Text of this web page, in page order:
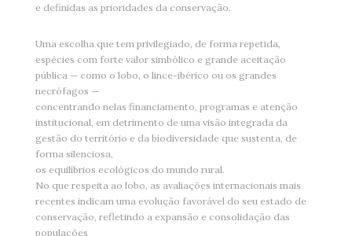
e definidas as prioridades da conservação.
Uma escolha que tem privilegiado, de forma repetida,
espécies com forte valor simbólico e grande aceitação
pública — como o lobo, o lince-ibérico ou os grandes
necrófagos —
concentrando nelas financiamento, programas e atenção
institucional, em detrimento de uma visão integrada da
gestão do território e da biodiversidade que sustenta, de
forma silenciosa,
os equilíbrios ecológicos do mundo rural.
No que respeita ao lobo, as avaliações internacionais mais
recentes indicam uma evolução favorável do seu estado de
conservação, refletindo a expansão e consolidação das
populações